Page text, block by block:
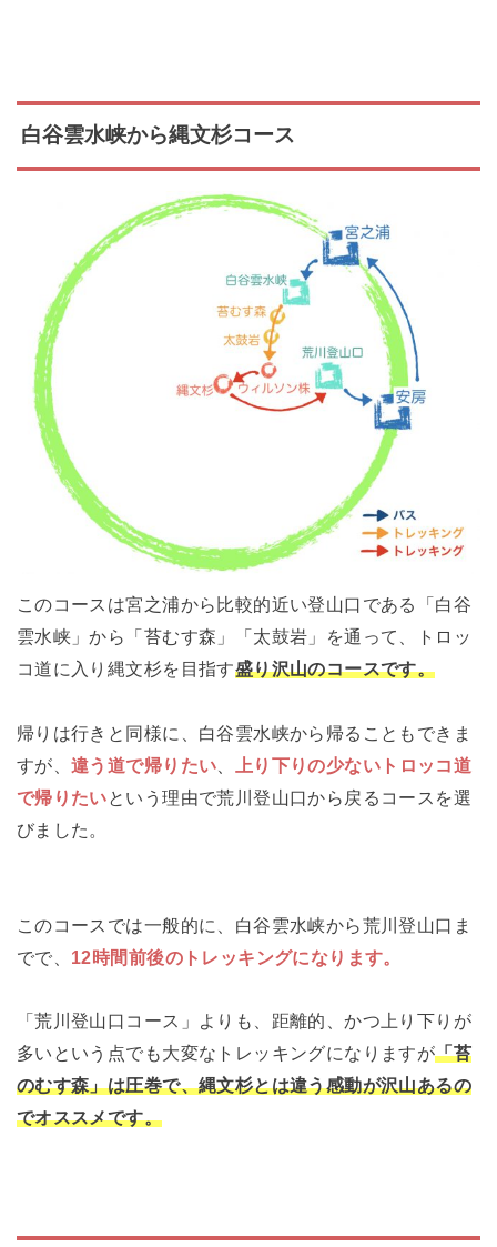
白谷雲水峡から縄文杉コース
このコースは宮之浦から比較的近い登山口である「白谷
雲水峡」から「苔むす森」「太鼓岩」を通って、トロッ
コ道に入り縄文杉を目指す盛り沢山のコースです。
帰りは行きと同様に、白谷雲水峡から帰ることもできま
すが、違う道で帰りたい
上り下りの少ないトロッコ道
で帰りたいという理由で荒川登山口から戻るコースを選
びました。
このコースでは一般的に、白谷雲水峡から荒川登山口ま
でで、 12時間前後のトレッキングになります。
「荒川登山口コース」よりも、距離的、かつ上り下りが
多いという点でも大変なトレッキングになりますが「苔
のむす森」は圧巻で、縄文杉とは違う感動が沢山あるの
でオススメです。